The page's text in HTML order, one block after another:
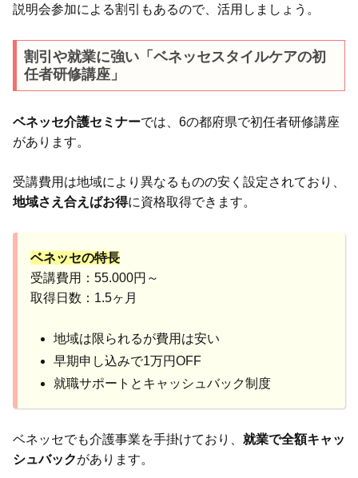
説明会参加による割引もあるので、活用しましょう。
割引や就業に強い「ベネッセスタイルケアの初
任者研修講座」
ベネッセ介護セミナーでは、6の都府県で初任者研修講座
があります。
受講費用は地域により異なるものの安く設定されており、
地域さえ合えばお得に資格取得できます。
ベネッセの特長
受講費用：55.000円～
取得日数：1.5ヶ月
地域は限られるが費用は安い
早期申し込みで1万円OFF
就職サポートとキャッシュバック制度
ベネッセでも介護事業を手掛けており、 就業で全額キャッ
シュバックがあります。